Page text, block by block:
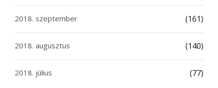
2018. szeptember (161)
2018. augusztus (140)
2018. július (77)